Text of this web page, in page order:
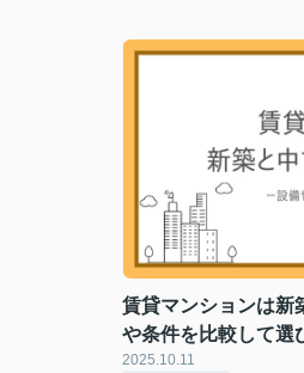
賃貸マンションは新
や条件を比較して選
2025.10.11